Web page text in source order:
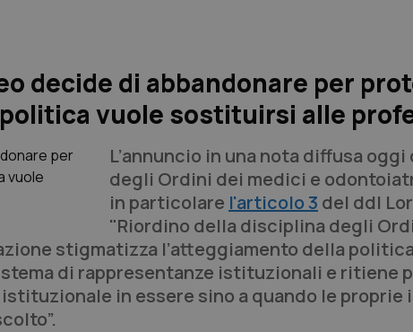
decide di abbandonare per
vuole sostituirsi alle
L’annuncio in una nota diffusa
degli Ordini dei medici e
in particolare l'articolo 3 del ddl
"Riordino della disciplina degli
stigmatizza l’atteggiamento della
di rappresentanze istituzionali e ritiene
in essere sino a quando le proprie